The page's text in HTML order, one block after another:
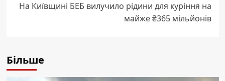
На Київщині БЕБ вилучило рідини для куріння на
майже ₴365 мільйонів
Більше